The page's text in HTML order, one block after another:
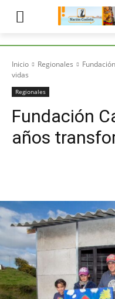
Inicio Regionales
vidas
Regionales
Fundación
años